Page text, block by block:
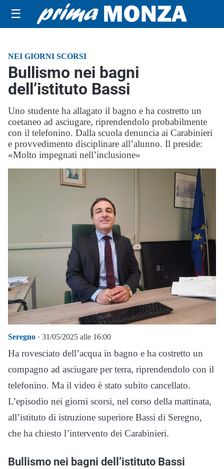
☰
NEI GIORNI SCORSI
Bullismo nei bagni
dell’istituto Bassi
Uno studente ha allagato il bagno e ha costretto un
coetaneo ad asciugare, riprendendolo probabilmente
con il telefonino. Dalla scuola denuncia ai Carabinieri
e provvedimento disciplinare all’alunno. Il preside:
«Molto impegnati nell’inclusione»
Seregno · 31/05/2025 alle 16:00
Ha rovesciato dell’acqua in bagno e ha costretto un
compagno ad asciugare per terra, riprendendolo con il
telefonino. Ma il video è stato subito cancellato.
L’episodio nei giorni scorsi, nel corso della mattinata,
all’istituto di istruzione superiore Bassi di Seregno,
che ha chiesto l’intervento dei Carabinieri.
Bullismo nei bagni dell’istituto Bassi